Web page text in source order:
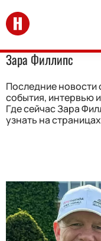
Перейти на главную
Зара Филлипс
Последние новости
события, интервью
Где сейчас Зара
узнать на